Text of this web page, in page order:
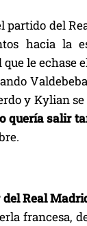
del
hacia la
le echase
y Kylian
quería salir
Real
francesa,